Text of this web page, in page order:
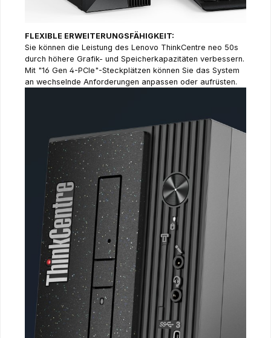
FLEXIBLE ERWEITERUNGSFÄHIGKEIT:
Sie können die Leistung des Lenovo ThinkCentre neo 50s
durch höhere Grafik- und Speicherkapazitäten verbessern.
Mit "16 Gen 4-PCIe"-Steckplätzen können Sie das System
an wechselnde Anforderungen anpassen oder aufrüsten.